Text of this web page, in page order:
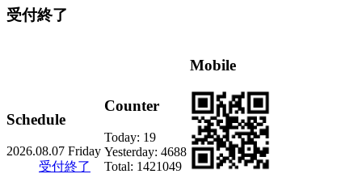
受付終了
Schedule
2026.08.07 Friday
受付終了
Counter
Today: 19
Yesterday: 4688
Total: 1421049
Mobile